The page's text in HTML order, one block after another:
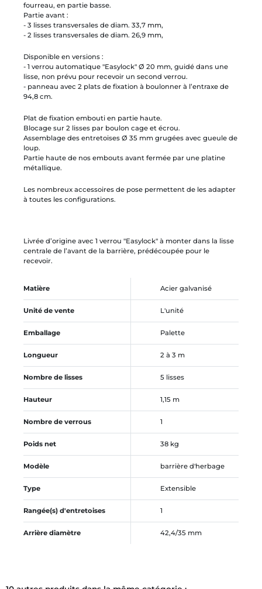
fourreau, en partie basse.
Partie avant :
- 3 lisses transversales de diam. 33,7 mm,
- 2 lisses transversales de diam. 26,9 mm,
Disponible en versions :
- 1 verrou automatique "Easylock" Ø 20 mm, guidé dans une
lisse, non prévu pour recevoir un second verrou.
- panneau avec 2 plats de fixation à boulonner à l’entraxe de
94,8 cm.
Plat de fixation embouti en partie haute.
Blocage sur 2 lisses par boulon cage et écrou.
Assemblage des entretoises Ø 35 mm grugées avec gueule de
loup.
Partie haute de nos embouts avant fermée par une platine
métallique.
Les nombreux accessoires de pose permettent de les adapter
à toutes les configurations.
Livrée d’origine avec 1 verrou "Easylock" à monter dans la lisse
centrale de l’avant de la barrière, prédécoupée pour le
recevoir.
Matière Acier galvanisé
Unité de vente L'unité
Emballage Palette
Longueur 2 à 3 m
Nombre de lisses 5 lisses
Hauteur 1,15 m
Nombre de verrous 1
Poids net 38 kg
Modèle barrière d'herbage
Type Extensible
Rangée(s) d'entretoises 1
Arrière diamètre 42,4/35 mm